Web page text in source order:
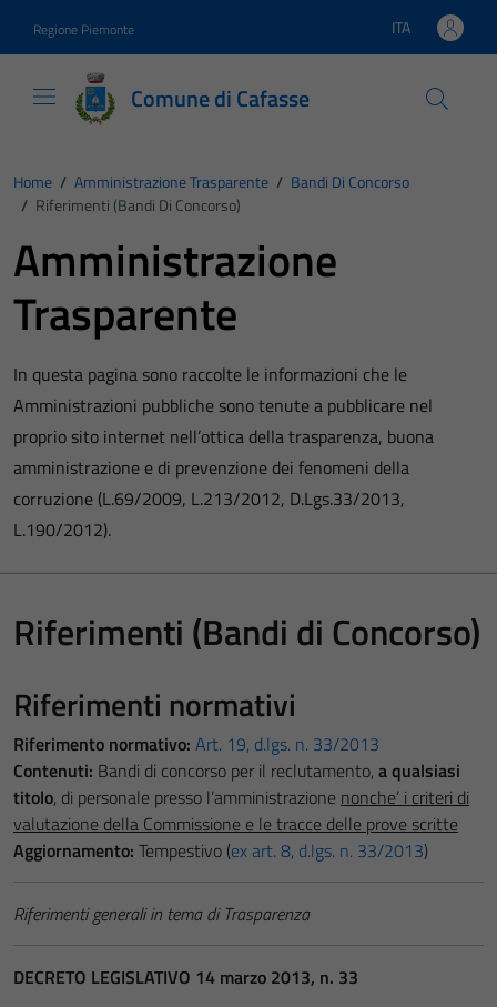
Regione Piemonte Lingua attiva:
ITA
Comune di Cafasse
Home / Amministrazione Trasparente / Bandi Di Concorso
/ Riferimenti (Bandi Di Concorso)
Amministrazione
Trasparente
In questa pagina sono raccolte le informazioni che le
Amministrazioni pubbliche sono tenute a pubblicare nel
proprio sito internet nell’ottica della trasparenza, buona
amministrazione e di prevenzione dei fenomeni della
corruzione (L.69/2009, L.213/2012, D.Lgs.33/2013,
L.190/2012).
Riferimenti (Bandi di Concorso)
Riferimenti normativi
Riferimento normativo: Art. 19, d.lgs. n. 33/2013
Contenuti: Bandi di concorso per il reclutamento, a qualsiasi
titolo, di personale presso l’amministrazione nonche’ i criteri di
valutazione della Commissione e le tracce delle prove scritte
Aggiornamento: Tempestivo (ex art. 8, d.lgs. n. 33/2013)
Riferimenti generali in tema di Trasparenza
DECRETO LEGISLATIVO 14 marzo 2013, n. 33